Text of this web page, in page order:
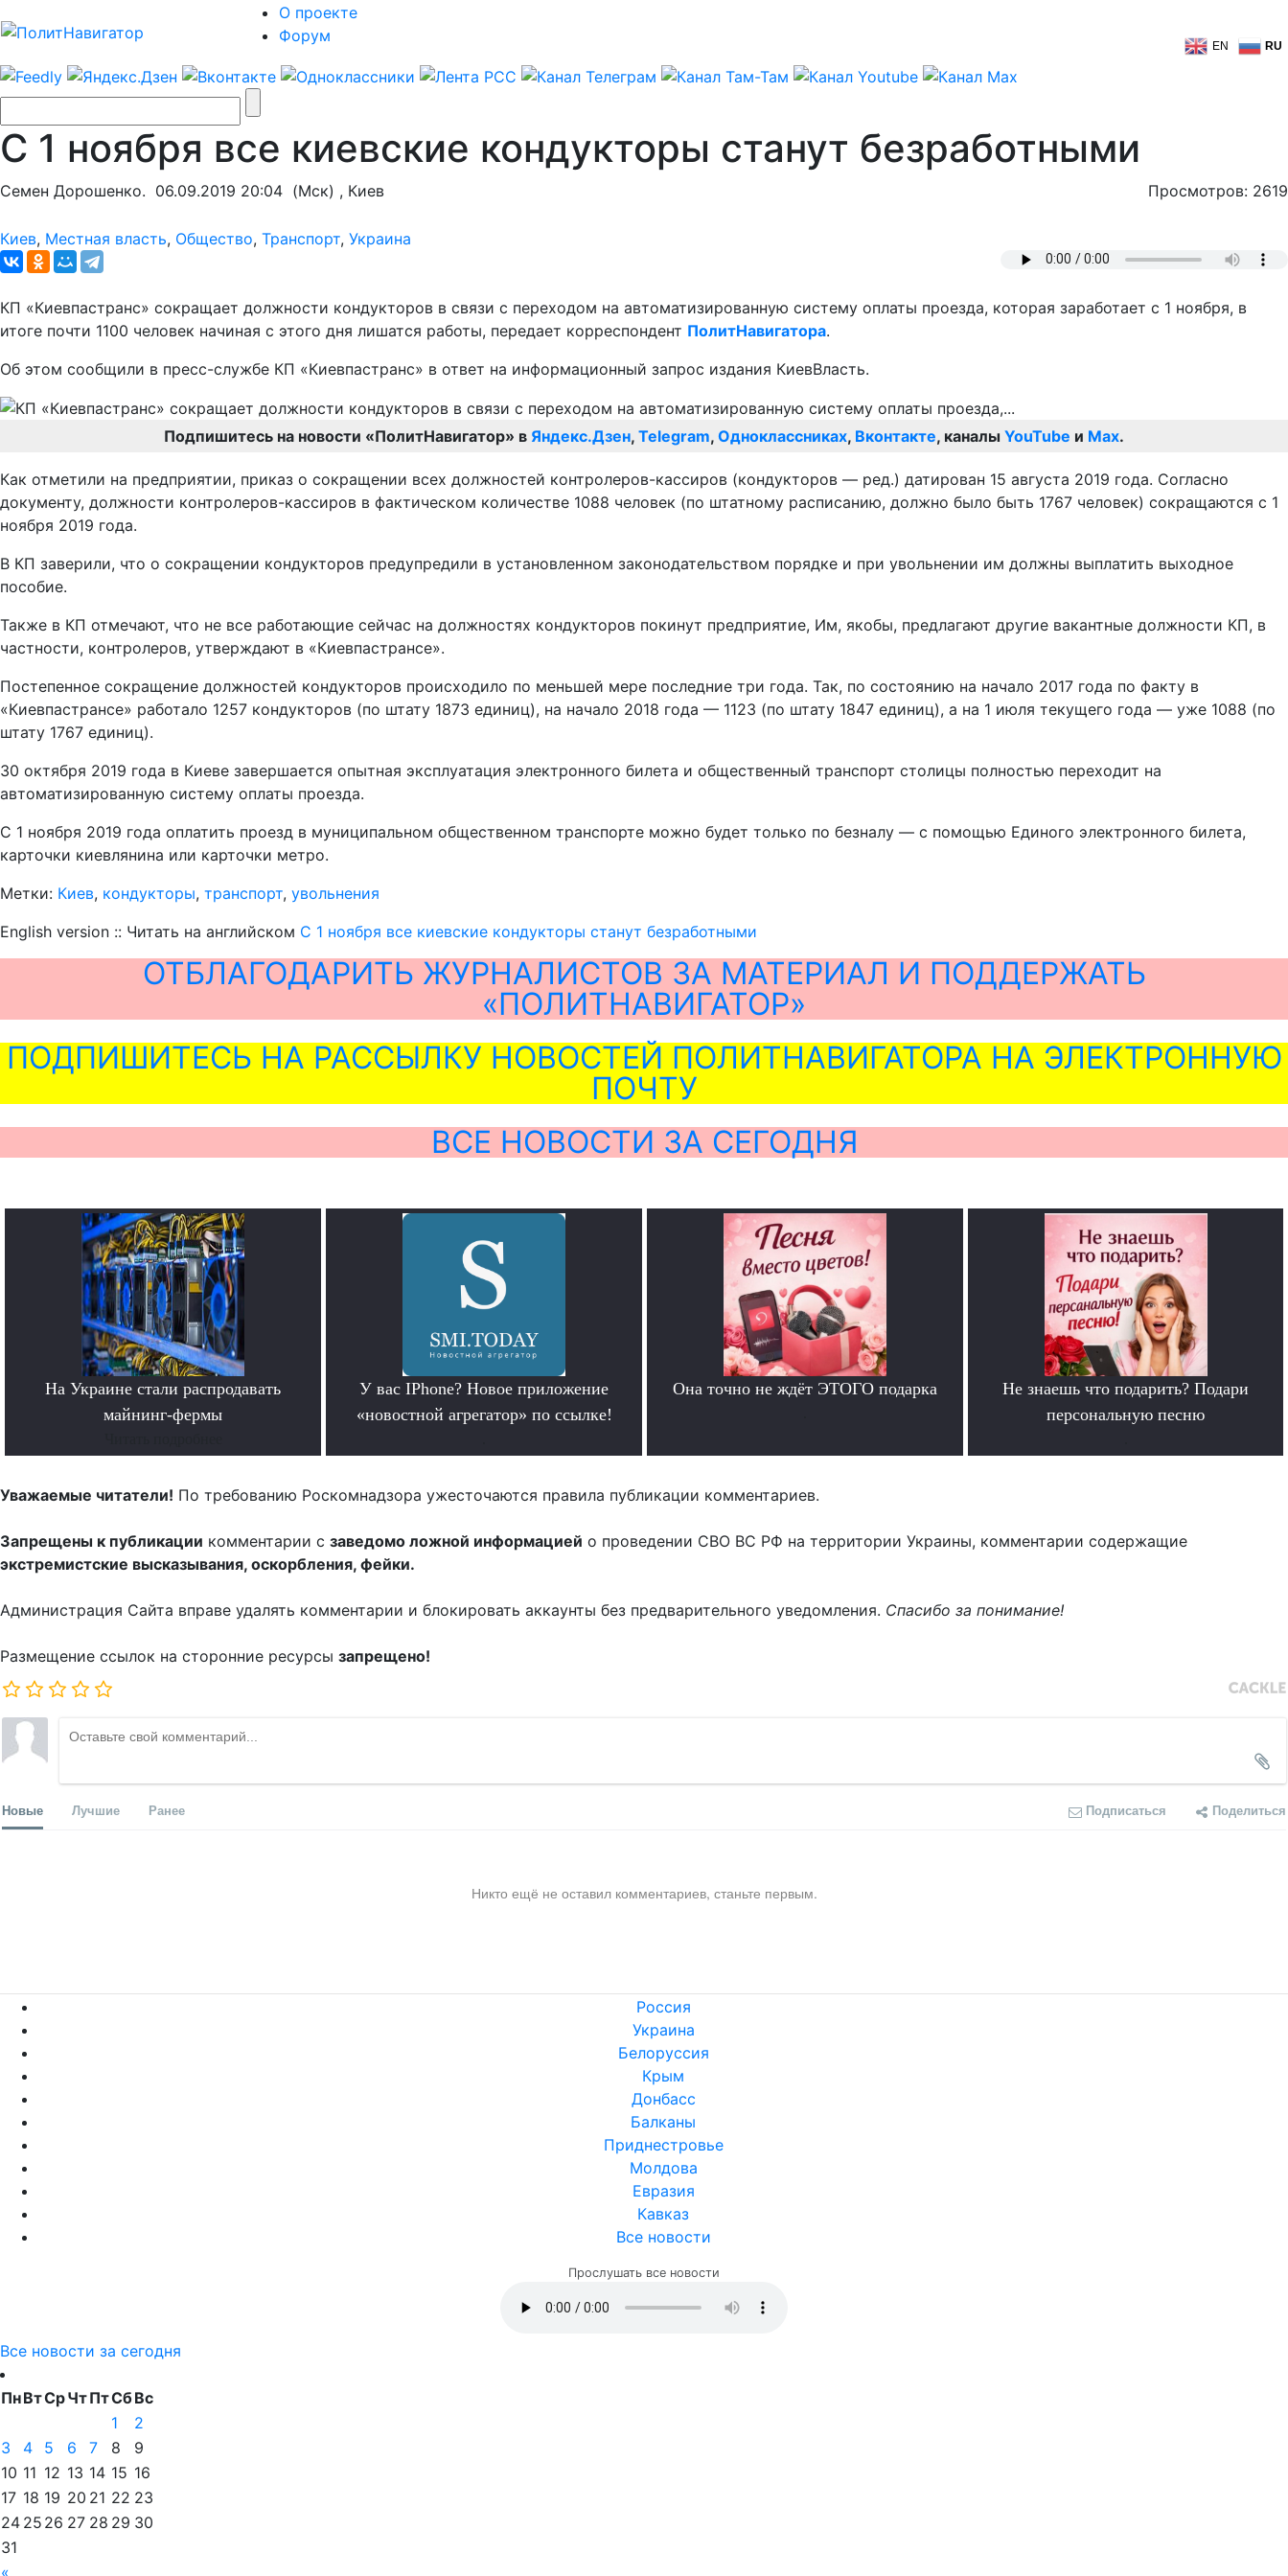
О проекте
Форум
EN RU
С 1 ноября все киевские кондукторы станут безработными
Семен Дорошенко. 06.09.2019 20:04 (Мск) , Киев Просмотров: 2619
Киев, Местная власть, Общество, Транспорт, Украина
КП «Киевпастранс» сокращает должности кондукторов в связи с переходом на автоматизированную систему оплаты проезда, которая заработает с 1 ноября, в
итоге почти 1100 человек начиная с этого дня лишатся работы, передает корреспондент ПолитНавигатора.
Об этом сообщили в пресс-службе КП «Киевпастранс» в ответ на информационный запрос издания КиевВласть.
Подпишитесь на новости «ПолитНавигатор» в Яндекс.Дзен, Telegram, Одноклассниках, Вконтакте, каналы YouTube и Max.
Как отметили на предприятии, приказ о сокращении всех должностей контролеров-кассиров (кондукторов — ред.) датирован 15 августа 2019 года. Согласно
документу, должности контролеров-кассиров в фактическом количестве 1088 человек (по штатному расписанию, должно было быть 1767 человек) сокращаются с 1
ноября 2019 года.
В КП заверили, что о сокращении кондукторов предупредили в установленном законодательством порядке и при увольнении им должны выплатить выходное
пособие.
Также в КП отмечают, что не все работающие сейчас на должностях кондукторов покинут предприятие, Им, якобы, предлагают другие вакантные должности КП, в
частности, контролеров, утверждают в «Киевпастрансе».
Постепенное сокращение должностей кондукторов происходило по меньшей мере последние три года. Так, по состоянию на начало 2017 года по факту в
«Киевпастрансе» работало 1257 кондукторов (по штату 1873 единиц), на начало 2018 года — 1123 (по штату 1847 единиц), а на 1 июля текущего года — уже 1088 (по
штату 1767 единиц).
30 октября 2019 года в Киеве завершается опытная эксплуатация электронного билета и общественный транспорт столицы полностью переходит на
автоматизированную систему оплаты проезда.
С 1 ноября 2019 года оплатить проезд в муниципальном общественном транспорте можно будет только по безналу — с помощью Единого электронного билета,
карточки киевлянина или карточки метро.
Метки: Киев, кондукторы, транспорт, увольнения
English version :: Читать на английском С 1 ноября все киевские кондукторы станут безработными
ОТБЛАГОДАРИТЬ ЖУРНАЛИСТОВ ЗА МАТЕРИАЛ И ПОДДЕРЖАТЬ
«ПОЛИТНАВИГАТОР»
ПОДПИШИТЕСЬ НА РАССЫЛКУ НОВОСТЕЙ ПОЛИТНАВИГАТОРА НА ЭЛЕКТРОННУЮ
ПОЧТУ
ВСЕ НОВОСТИ ЗА СЕГОДНЯ
На Украине стали распродавать
майнинг-фермы
У вас IPhone? Новое приложение
«новостной агрегатор» по ссылке!
Она точно не ждёт ЭТОГО подарка
Не знаешь что подарить? Подари
персональную песню
Уважаемые читатели! По требованию Роскомнадзора ужесточаются правила публикации комментариев.
Запрещены к публикации комментарии с заведомо ложной информацией о проведении СВО ВС РФ на территории Украины, комментарии содержащие
экстремистские высказывания, оскорбления, фейки.
Администрация Сайта вправе удалять комментарии и блокировать аккаунты без предварительного уведомления. Спасибо за понимание!
Размещение ссылок на сторонние ресурсы запрещено!
Новые Лучшие Ранее Подписаться Поделиться
Никто ещё не оставил комментариев, станьте первым.
Россия
Украина
Белоруссия
Крым
Донбасс
Балканы
Приднестровье
Молдова
Евразия
Кавказ
Все новости
Прослушать все новости
Все новости за сегодня
ПнВтСрЧтПтСбВс
1
2
3
4 5 6 7 8
9
10 11 12 13 14 15 16
17 18 19 20 21 22 23
24 25 26 27 28 29 30
31